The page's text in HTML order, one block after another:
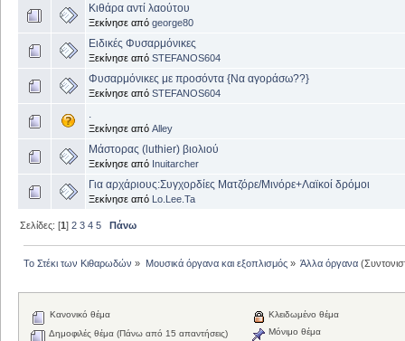
Κιθάρα αντί λαούτου
Ξεκίνησε από george80
Ειδικές Φυσαρμόνικες
Ξεκίνησε από STEFANOS604
Φυσαρμόνικες με προσόντα {Να αγοράσω??}
Ξεκίνησε από STEFANOS604
.
Ξεκίνησε από Alley
Μάστορας (luthier) βιολιού
Ξεκίνησε από Inuitarcher
Για αρχάριους:Συγχορδίες Ματζόρε/Μινόρε+Λαϊκοί δρόμοι
Ξεκίνησε από Lo.Lee.Ta
Σελίδες: [1]2 3 4 5 Πάνω
Το Στέκι των Κιθαρωδών » Μουσικά όργανα και εξοπλισμός» Άλλα όργανα
Κανονικό θέμα
Δημοφιλές θέμα (Πάνω από 15 απαντήσεις)
Κλειδωμένο θέμα
Μόνιμο θέμα